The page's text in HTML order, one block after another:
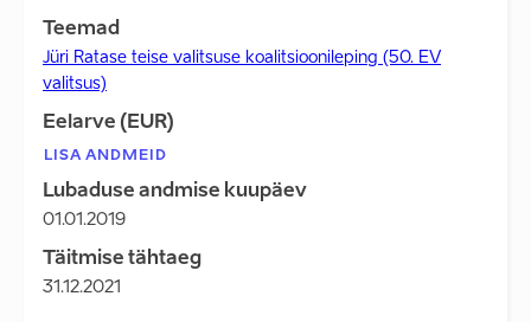
Teemad
Jüri Ratase teise valitsuse koalitsioonileping (50. EV
valitsus)
Eelarve (EUR)
LISA ANDMEID
Lubaduse andmise kuupäev
01.01.2019
Täitmise tähtaeg
31.12.2021